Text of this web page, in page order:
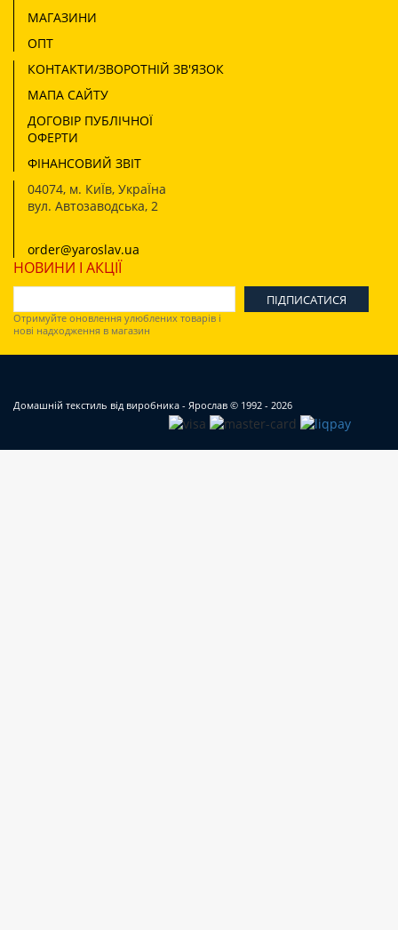
МАГАЗИНИ
ОПТ
КОНТАКТИ/ЗВОРОТНІЙ ЗВ'ЯЗОК
МАПА САЙТУ
ДОГОВІР ПУБЛІЧНОЇ
ОФЕРТИ
ФІНАНСОВИЙ ЗВІТ
04074, м. КиЇв, УкраЇна
вул. Автозаводська, 2
order@yaroslav.ua
НОВИНИ І АКЦІЇ
Отримуйте оновлення улюблених товарів і
нові надходження в магазин
Домашній текстиль від виробника - Ярослав © 1992 - 2026